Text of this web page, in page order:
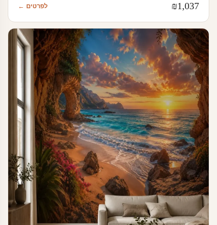
₪1,037 לפרטים ←